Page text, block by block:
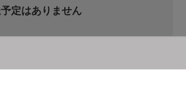
定はありません